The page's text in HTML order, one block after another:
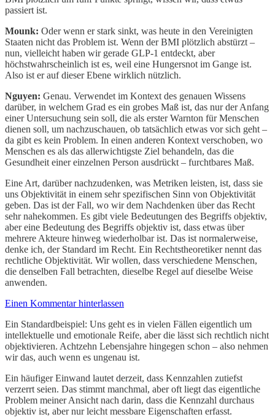
passiert ist.
Mounk: Oder wenn er stark sinkt, was heute in den Vereinigten
Staaten nicht das Problem ist. Wenn der BMI plötzlich abstürzt –
nun, vielleicht haben wir gerade GLP-1 entdeckt, aber
höchstwahrscheinlich ist es, weil eine Hungersnot im Gange ist.
Also ist er auf dieser Ebene wirklich nützlich.
Nguyen: Genau. Verwendet im Kontext des genauen Wissens
darüber, in welchem Grad es ein grobes Maß ist, das nur der Anfang
einer Untersuchung sein soll, die als erster Warnton für Menschen
dienen soll, um nachzuschauen, ob tatsächlich etwas vor sich geht –
da gibt es kein Problem. In einen anderen Kontext verschoben, wo
Menschen es als das allerwichtigste Ziel behandeln, das die
Gesundheit einer einzelnen Person ausdrückt – furchtbares Maß.
Eine Art, darüber nachzudenken, was Metriken leisten, ist, dass sie
uns Objektivität in einem sehr spezifischen Sinn von Objektivität
geben. Das ist der Fall, wo wir dem Nachdenken über das Recht
sehr nahekommen. Es gibt viele Bedeutungen des Begriffs objektiv,
aber eine Bedeutung des Begriffs objektiv ist, dass etwas über
mehrere Akteure hinweg wiederholbar ist. Das ist normalerweise,
denke ich, der Standard im Recht. Ein Rechtstheoretiker nennt das
rechtliche Objektivität. Wir wollen, dass verschiedene Menschen,
die denselben Fall betrachten, dieselbe Regel auf dieselbe Weise
anwenden.
Einen Kommentar hinterlassen
Ein Standardbeispiel: Uns geht es in vielen Fällen eigentlich um
intellektuelle und emotionale Reife, aber die lässt sich rechtlich nicht
objektivieren. Achtzehn Lebensjahre hingegen schon – also nehmen
wir das, auch wenn es ungenau ist.
Ein häufiger Einwand lautet derzeit, dass Kennzahlen zutiefst
verzerrt seien. Das stimmt manchmal, aber oft liegt das eigentliche
Problem meiner Ansicht nach darin, dass die Kennzahl durchaus
objektiv ist, aber nur leicht messbare Eigenschaften erfasst.